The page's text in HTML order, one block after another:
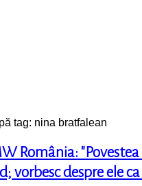
tag: nina bratfalean
România:
vorbesc despre ele